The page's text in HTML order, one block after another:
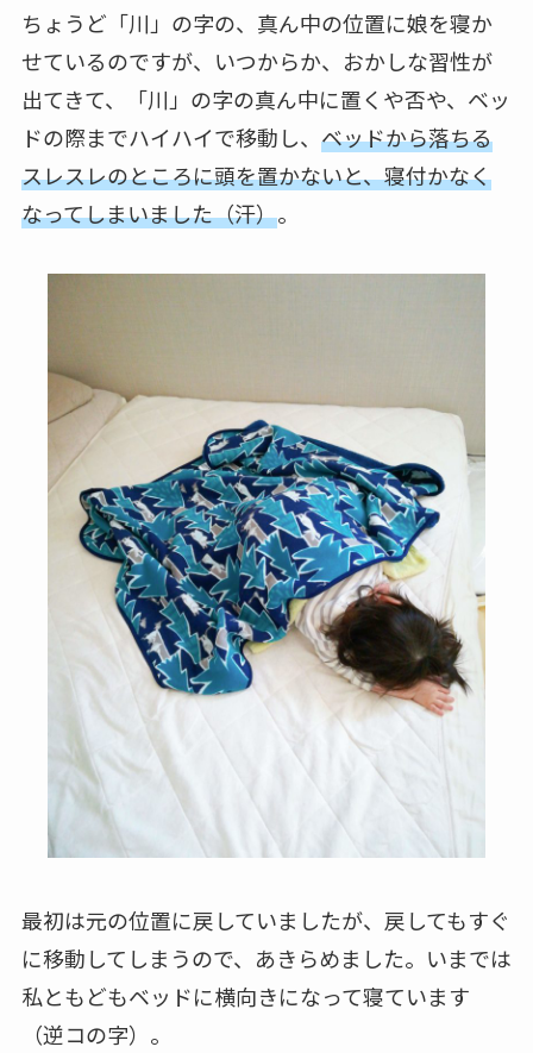
ちょうど「川」の字の、真ん中の位置に娘を寝か
せているのですが、いつからか、おかしな習性が
出てきて、「川」の字の真ん中に置くや否や、ベッ
ドの際までハイハイで移動し、 ベッドから落ちる
スレスレのところに頭を置かないと、寝付かなく
なってしまいました（汗）。
最初は元の位置に戻していましたが、戻してもすぐ
に移動してしまうので、あきらめました。いまでは
私ともどもベッドに横向きになって寝ています
（逆コの字）。